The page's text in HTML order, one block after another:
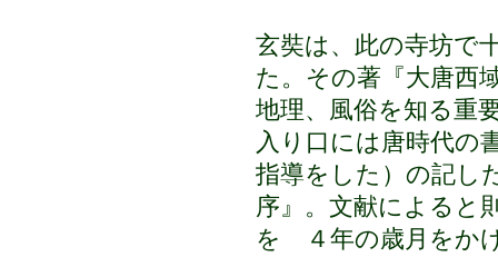
玄奘は、此の寺坊で
た。その著『大唐西
地理、風俗を知る重
入り口には唐時代の
指導をした）の記し
序』。文献に よると
を
４年の歳月をか